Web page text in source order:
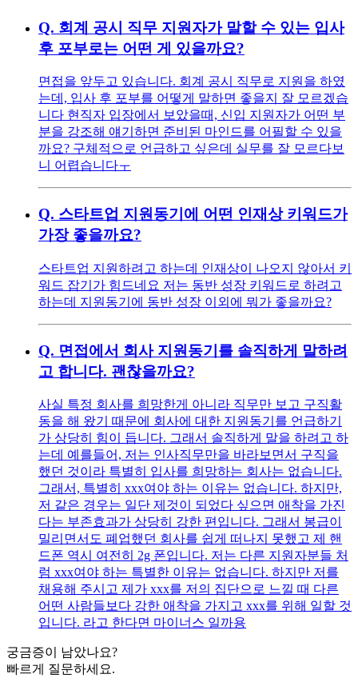
Q. 회계 공시 직무 지원자가 말할 수 있는 입사
후 포부로는 어떤 게 있을까요?
면접을 앞두고 있습니다. 회계 공시 직무로 지원을 하였
는데, 입사 후 포부를 어떻게 말하면 좋을지 잘 모르겠습
니다 현직자 입장에서 보았을때, 신입 지원자가 어떤 부
분을 강조해 얘기하면 준비된 마인드를 어필할 수 있을
까요? 구체적으로 언급하고 싶은데 실무를 잘 모르다보
니 어렵습니다ㅜ
Q. 스타트업 지원동기에 어떤 인재상 키워드가
가장 좋을까요?
스타트업 지원하려고 하는데 인재상이 나오지 않아서 키
워드 잡기가 힘드네요 저는 동반 성장 키워드로 하려고
하는데 지원동기에 동반 성장 이외에 뭐가 좋을까요?
Q. 면접에서 회사 지원동기를 솔직하게 말하려
고 합니다. 괜찮을까요?
사실 특정 회사를 희망한게 아니라 직무만 보고 구직활
동을 해 왔기 때문에 회사에 대한 지원동기를 언급하기
가 상당히 힘이 듭니다. 그래서 솔직하게 말을 하려고 하
는데 예를들어, 저는 인사직무만을 바라보면서 구직을
했던 것이라 특별히 입사를 희망하는 회사는 없습니다.
그래서, 특별히 xxx여야 하는 이유는 없습니다. 하지만,
저 같은 경우는 일단 제것이 되었다 싶으면 애착을 가진
다는 부존효과가 상당히 강한 편입니다. 그래서 봉급이
밀리면서도 폐업했던 회사를 쉽게 떠나지 못했고 제 핸
드폰 역시 여전히 2g 폰입니다. 저는 다른 지원자분들 처
럼 xxx여야 하는 특별한 이유는 없습니다. 하지만 저를
채용해 주시고 제가 xxx를 저의 집단으로 느낄 때 다른
어떤 사람들보다 강한 애착을 가지고 xxx를 위해 일할 것
입니다. 라고 한다면 마이너스 일까용
궁금증이 남았나요?
빠르게 질문하세요.